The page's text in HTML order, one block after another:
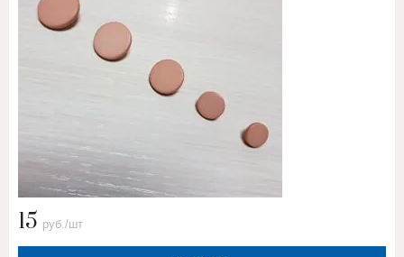
15 руб./шт